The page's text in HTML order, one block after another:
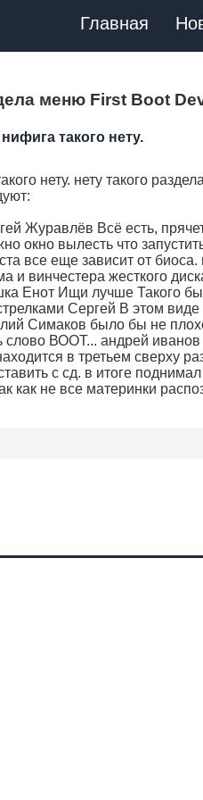
Главная
меню First Boot
такого нету.
нету. нету такого
Журавлёв Всё есть,
окно вылесть что
все еще зависит от
и винчестера жесткого
Енот Ищи лучше Такого
Сергей В этом
Симаков было бы не
ВООТ... андрей
в третьем сверху
с сд. в итоге
как не все материнки